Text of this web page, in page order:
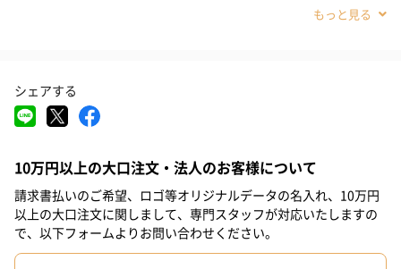
こだわりの3つの植物油配合で、乾燥しやすい手肌をなめらかにし
っとり潤します。スムースなテクスチャーで伸びよく肌になじみ
#父の日
#息子 #娘
#義母 #取引先男性
#母親 #彼氏 #女友達 #男友達 #男性 #女性
#妻 #父親 #彼女 #祖母 #祖父 #上司女性
#上司男性 #同僚女性 #同僚男性 #男子大学生
シェアする
10万円以上の大口注文・法人のお客様について
請求書払いのご希望、ロゴ等オリジナルデータの名入れ、10万円
以上の大口注文に関しまして、専門スタッフが対応いたしますの
で、以下フォームよりお問い合わせください。